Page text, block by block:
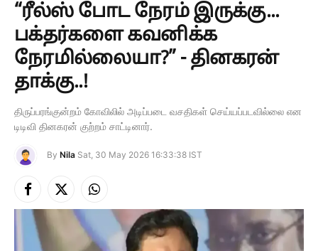
“ரீல்ஸ் போட நேரம் இருக்கு...
பக்தர்களை கவனிக்க
நேரமில்லையா?” - தினகரன்
தாக்கு..!
திருப்பரங்குன்றம் கோவிலில் அடிப்படை வசதிகள் செய்யப்படவில்லை என
டிடிவி தினகரன் குற்றம் சாட்டினார்.
By Nila Sat, 30 May 2026 16:33:38 IST
Facebook
X
(Twitter)
Instagram